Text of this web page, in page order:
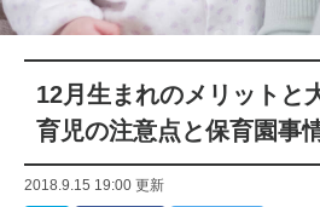
12月生まれのメリットと
育児の注意点と保育園事
2018.9.15 19:00 更新